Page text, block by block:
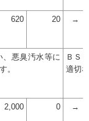
620 20 →
悪臭汚水等に
。
ＢＳ
適切
2,000 0 →